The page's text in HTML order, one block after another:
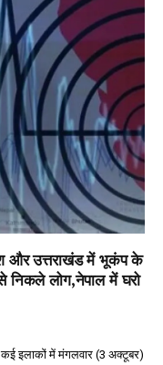
और उत्तराखंड में भूकंप के
लोग,नेपाल में घरो
इलाकों में मंगलवार (3 अक्टूबर)